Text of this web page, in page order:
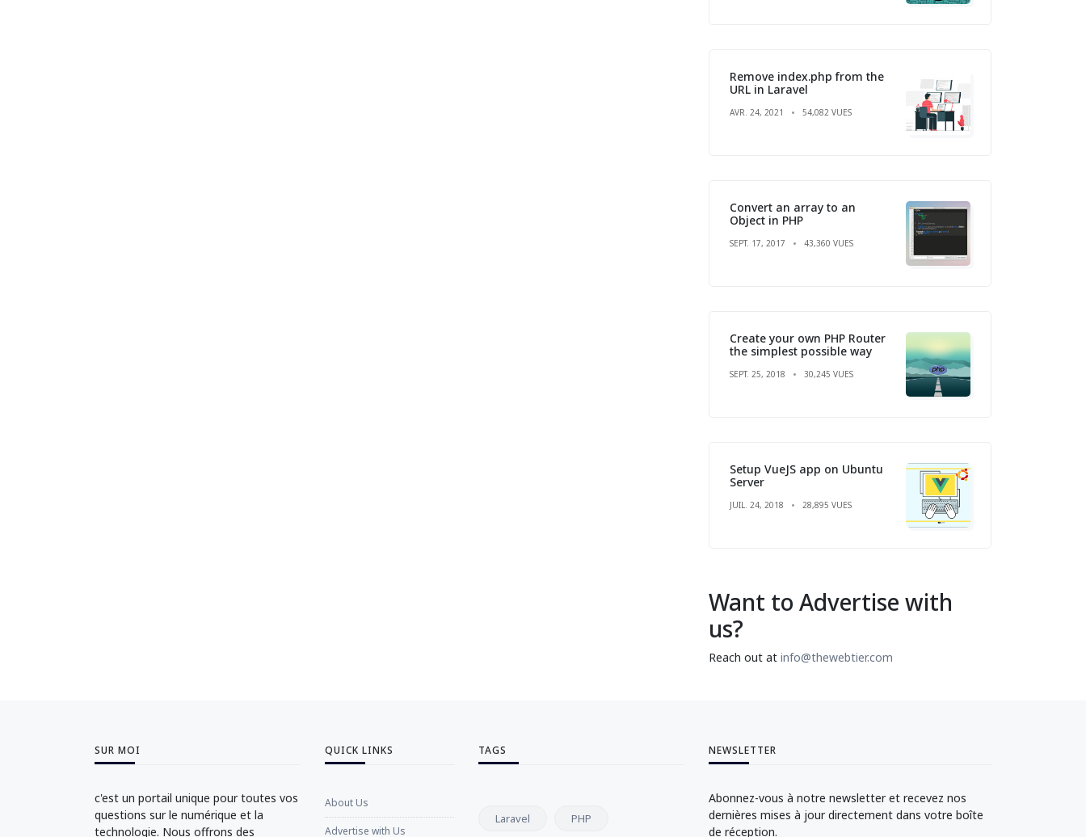
Remove index.php from the
URL in Laravel
AVR. 24, 2021 54,082 VUES
Convert an array to an
Object in PHP
SEPT. 17, 2017 43,360 VUES
Create your own PHP Router
the simplest possible way
SEPT. 25, 2018 30,245 VUES
Setup VueJS app on Ubuntu
Server
JUIL. 24, 2018 28,895 VUES
Want to Advertise with
us?
Reach out at info@thewebtier.com
SUR MOI
c'est un portail unique pour toutes vos
questions sur le numérique et la
technologie. Nous offrons des
QUICK LINKS
About Us
Advertise with Us
TAGS
Laravel PHP
NEWSLETTER
Abonnez-vous à notre newsletter et recevez nos
dernières mises à jour directement dans votre boîte
de réception.